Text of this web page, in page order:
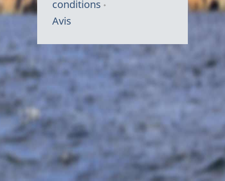
conditions
Avis
Symbole
Canada